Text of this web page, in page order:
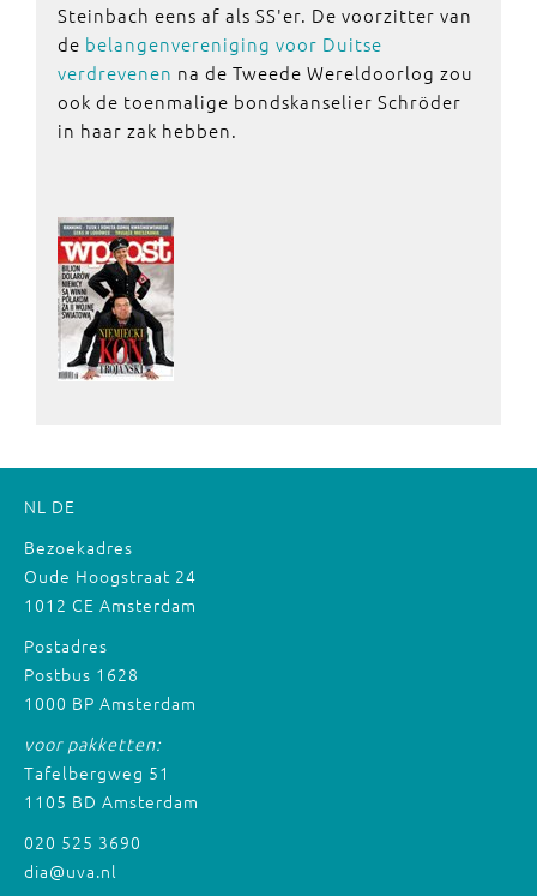
Steinbach eens af als SS'er. De voorzitter van
de belangenvereniging voor Duitse
verdrevenen na de Tweede Wereldoorlog zou
ook de toenmalige bondskanselier Schröder
in haar zak hebben.
NL DE
Bezoekadres
Oude Hoogstraat 24
1012 CE Amsterdam
Postadres
Postbus 1628
1000 BP Amsterdam
voor pakketten:
Tafelbergweg 51
1105 BD Amsterdam
020 525 3690
dia@uva.nl